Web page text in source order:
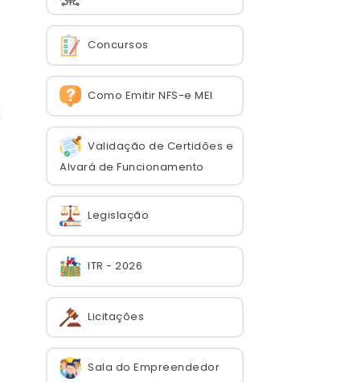
Concursos
Como Emitir NFS-e MEI
Validação de Certidões e
Alvará de Funcionamento
Legislação
ITR - 2026
Licitações
Sala do Empreendedor